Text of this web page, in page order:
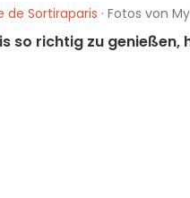
de Sortiraparis · Fotos von
so richtig zu